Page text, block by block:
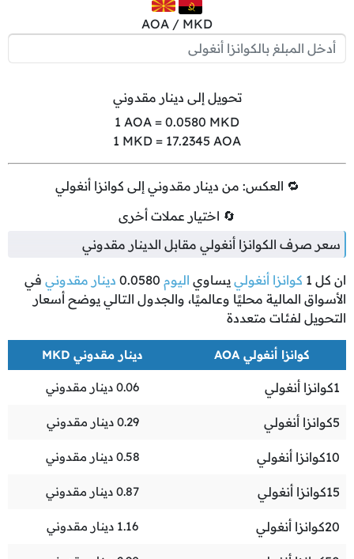
AOA / MKD
تحويل إلى دينار مقدوني
1 AOA = 0.0580 MKD
1 MKD = 17.2345 AOA
🔁 العكس: من دينار مقدوني إلى كوانزا أنغولي
🔄 اختيار عملات أخرى
سعر صرف الكوانزا أنغولي مقابل الدينار مقدوني
ان كل 1 كوانزا أنغولي يساوي اليوم 0.0580 دينار مقدوني في
الأسواق المالية محليًا وعالميًا، والجدول التالي يوضح أسعار
التحويل لفئات متعددة
كوانزا أنغولي AOA دينار مقدوني MKD
1كوانزا أنغولي 0.06 دينار مقدوني
5كوانزا أنغولي 0.29 دينار مقدوني
10كوانزا أنغولي 0.58 دينار مقدوني
15كوانزا أنغولي 0.87 دينار مقدوني
20كوانزا أنغولي 1.16 دينار مقدوني